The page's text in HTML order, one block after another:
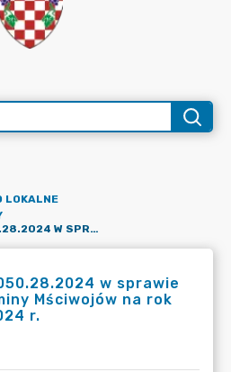
LOKALNE
ZARZĄDZENIE NR 0050.28.2024 W SPRAWIE ZMIAN BUDŻETU GMINY MŚCIWOJÓW NA ROK 2024 - 26 LIPCA 2024 R.
w sprawie
Mściwojów na rok
r.